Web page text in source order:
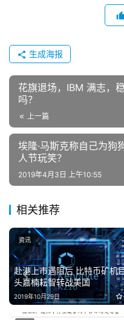
生成海报
花旗退场，IBM 满志，
吗？
上一篇
埃隆·马斯克称自己为狗
人节玩笑？
2019年4月3日 上午10:55
相关推荐
赴港上市遇阻后 比特币矿机
头嘉楠耘智转战美国
2019年10月29日
资讯